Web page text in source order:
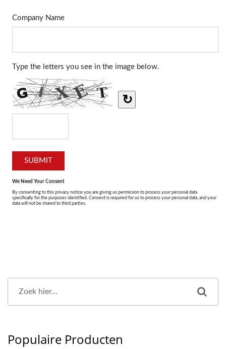
Populaire Producten